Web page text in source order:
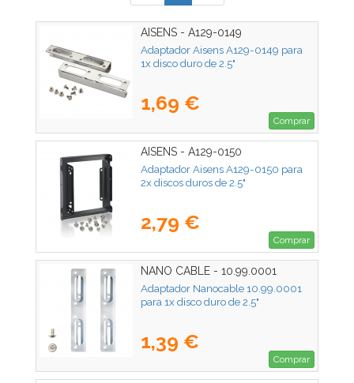
AISENS - A129-0149
Adaptador Aisens A129-0149 para
1x disco duro de 2.5"
1,69 €
Comprar
AISENS - A129-0150
Adaptador Aisens A129-0150 para
2x discos duros de 2.5"
2,79 €
Comprar
NANO CABLE - 10.99.0001
Adaptador Nanocable 10.99.0001
para 1x disco duro de 2.5"
1,39 €
Comprar